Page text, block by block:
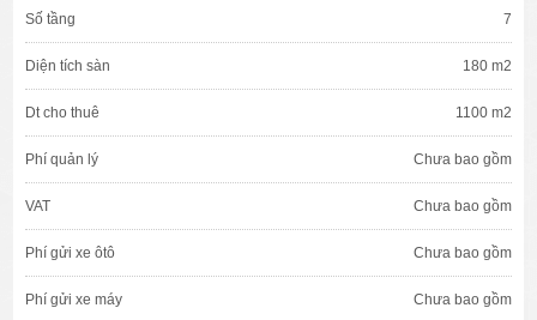
Số tầng 7
Diện tích sàn 180 m2
Dt cho thuê 1100 m2
Phí quản lý Chưa bao gồm
VAT Chưa bao gồm
Phí gửi xe ôtô Chưa bao gồm
Phí gửi xe máy Chưa bao gồm